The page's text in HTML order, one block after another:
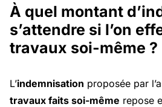
À quel montant
s’attendre si l’on
travaux soi-même ?
L’indemnisation proposée par
travaux faits soi-même repose